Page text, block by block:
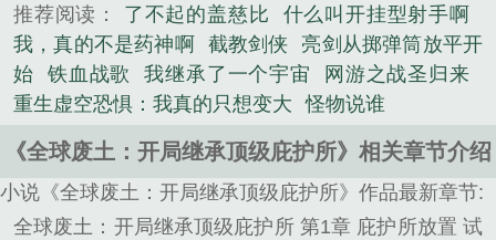
推荐阅读： 了不起的盖慈比
什么叫开挂型射手啊
我，真的不是药神啊
截教剑侠
亮剑从掷弹筒放平开
始
铁血战歌 我继承了一个宇宙
网游之战圣归来
重生虚空恐惧：我真的只想变大
怪物说谁
《全球废土：开局继承顶级庇护所》相关章节介绍
小说《全球废土：开局继承顶级庇护所》作品最新章节:
全球废土：开局继承顶级庇护所 第1章 庇护所放置 试